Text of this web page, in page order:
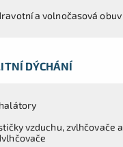
a volnočasová obuv
DÝCHÁNÍ
vzduchu, zvlhčovače a